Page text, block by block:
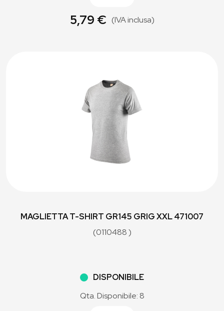
5,79 € (IVA inclusa)
MAGLIETTA T-SHIRT GR145 GRIG XXL 471007
(0110488 )
DISPONIBILE
Qta. Disponibile: 8